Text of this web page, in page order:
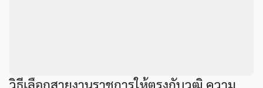
วิธีเลือกสายงานราชการให้ตรงกับวุฒิ ความ